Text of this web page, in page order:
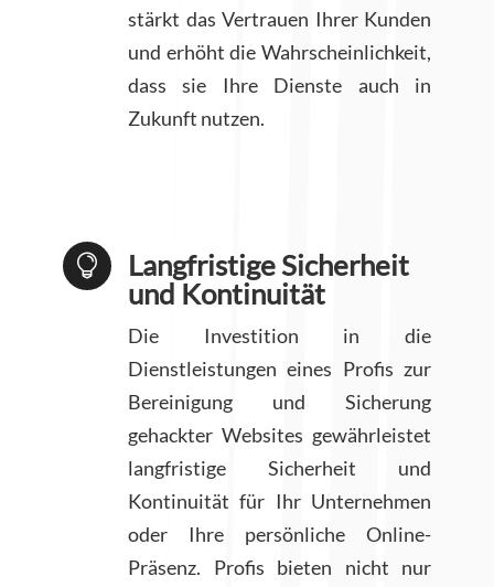
stärkt das Vertrauen Ihrer Kunden
und erhöht die Wahrscheinlichkeit,
dass sie Ihre Dienste auch in
Zukunft nutzen.

Langfristige Sicherheit
und Kontinuität
Die Investition in die
Dienstleistungen eines Profis zur
Bereinigung und Sicherung
gehackter Websites gewährleistet
langfristige Sicherheit und
Kontinuität für Ihr Unternehmen
oder Ihre persönliche Online-
Präsenz. Profis bieten nicht nur